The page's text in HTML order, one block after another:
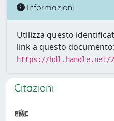
Informazioni
Utilizza questo
link a questo documento:
https://hdl.handle.net/
Citazioni